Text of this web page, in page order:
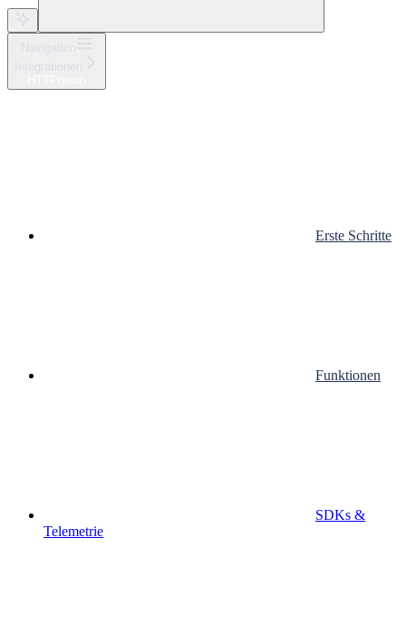
Erste Schritte
Funktionen
SDKs &
Telemetrie